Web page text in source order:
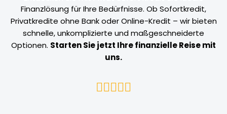
Finanzlösung für Ihre Bedürfnisse. Ob Sofortkredit,
Privatkredite ohne Bank oder Online-Kredit – wir bieten
schnelle, unkomplizierte und maßgeschneiderte
Optionen. Starten Sie jetzt Ihre finanzielle Reise mit
uns.